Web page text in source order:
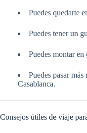
Puedes quedarte
Puedes tener un
Puedes montar en
Puedes pasar
Casablanca.
Consejos útiles de viaje